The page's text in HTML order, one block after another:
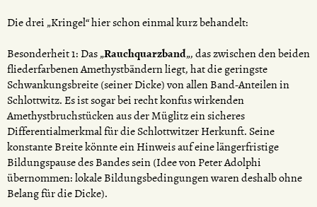
Die drei „Kringel“ hier schon einmal kurz behandelt:
Besonderheit 1: Das „Rauchquarzband„, das zwischen den beiden
fliederfarbenen Amethystbändern liegt, hat die geringste
Schwankungsbreite (seiner Dicke) von allen Band-Anteilen in
Schlottwitz. Es ist sogar bei recht konfus wirkenden
Amethystbruchstücken aus der Müglitz ein sicheres
Differentialmerkmal für die Schlottwitzer Herkunft. Seine
konstante Breite könnte ein Hinweis auf eine längerfristige
Bildungspause des Bandes sein (Idee von Peter Adolphi
übernommen: lokale Bildungsbedingungen waren deshalb ohne
Belang für die Dicke).